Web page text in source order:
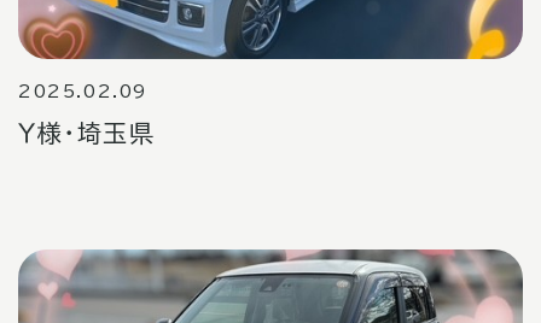
Ｙ様・埼玉県
2025.02.09